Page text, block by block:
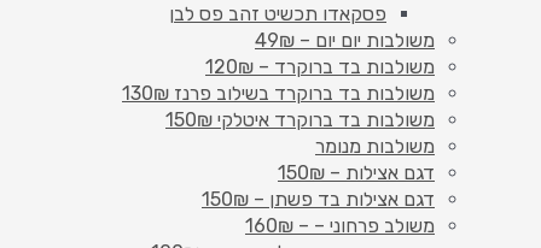
פסקאדו תכשיט זהב פס לבן
משולבות יום יום – 49₪
משולבות בד ברוקרד – 120₪
משולבות בד ברוקרד בשילוב פרנז 130₪
משולבות בד ברוקרד איטלקי 150₪
משולבות מנומר
דגם אצילות – 150₪
דגם אצילות בד פשתן – 150₪
משולב פרחוני – – 160₪